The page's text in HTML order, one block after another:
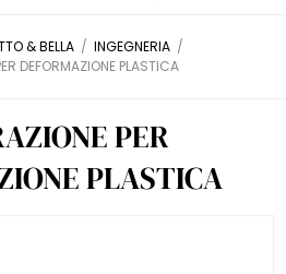
& BELLA / INGEGNERIA /
DEFORMAZIONE PLASTICA
PER
PLASTICA